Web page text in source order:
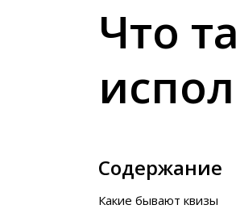
Что
Содержание
Какие бывают квизы